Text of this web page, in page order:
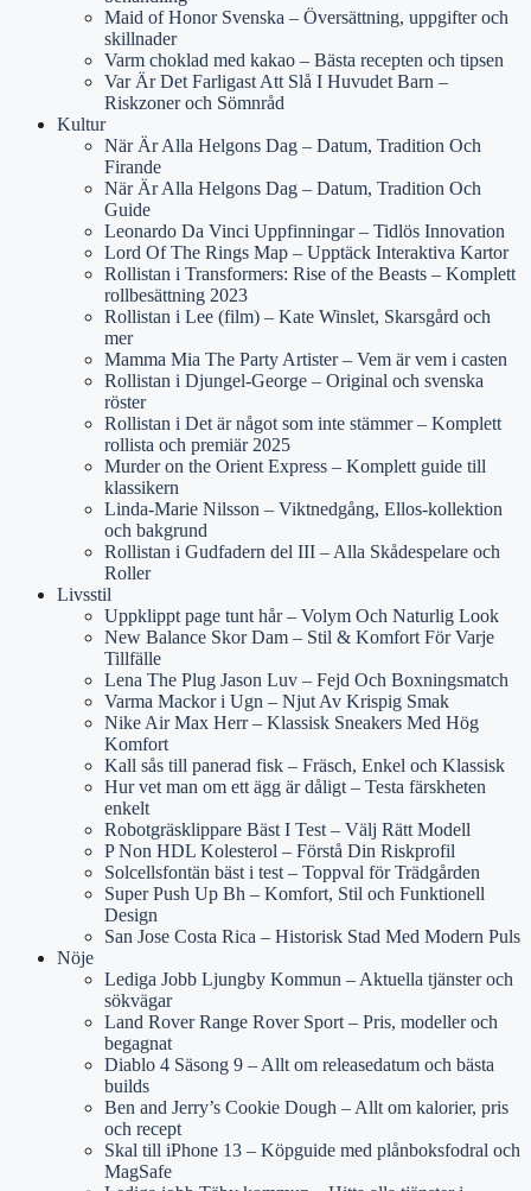
Maid of Honor Svenska – Översättning, uppgifter och
skillnader
Varm choklad med kakao – Bästa recepten och tipsen
Var Är Det Farligast Att Slå I Huvudet Barn –
Riskzoner och Sömnråd
Kultur
När Är Alla Helgons Dag – Datum, Tradition Och
Firande
När Är Alla Helgons Dag – Datum, Tradition Och
Guide
Leonardo Da Vinci Uppfinningar – Tidlös Innovation
Lord Of The Rings Map – Upptäck Interaktiva Kartor
Rollistan i Transformers: Rise of the Beasts – Komplett
rollbesättning 2023
Rollistan i Lee (film) – Kate Winslet, Skarsgård och
mer
Mamma Mia The Party Artister – Vem är vem i casten
Rollistan i Djungel-George – Original och svenska
röster
Rollistan i Det är något som inte stämmer – Komplett
rollista och premiär 2025
Murder on the Orient Express – Komplett guide till
klassikern
Linda-Marie Nilsson – Viktnedgång, Ellos-kollektion
och bakgrund
Rollistan i Gudfadern del III – Alla Skådespelare och
Roller
Livsstil
Uppklippt page tunt hår – Volym Och Naturlig Look
New Balance Skor Dam – Stil & Komfort För Varje
Tillfälle
Lena The Plug Jason Luv – Fejd Och Boxningsmatch
Varma Mackor i Ugn – Njut Av Krispig Smak
Nike Air Max Herr – Klassisk Sneakers Med Hög
Komfort
Kall sås till panerad fisk – Fräsch, Enkel och Klassisk
Hur vet man om ett ägg är dåligt – Testa färskheten
enkelt
Robotgräsklippare Bäst I Test – Välj Rätt Modell
P Non HDL Kolesterol – Förstå Din Riskprofil
Solcellsfontän bäst i test – Toppval för Trädgården
Super Push Up Bh – Komfort, Stil och Funktionell
Design
San Jose Costa Rica – Historisk Stad Med Modern Puls
Nöje
Lediga Jobb Ljungby Kommun – Aktuella tjänster och
sökvägar
Land Rover Range Rover Sport – Pris, modeller och
begagnat
Diablo 4 Säsong 9 – Allt om releasedatum och bästa
builds
Ben and Jerry’s Cookie Dough – Allt om kalorier, pris
och recept
Skal till iPhone 13 – Köpguide med plånboksfodral och
MagSafe